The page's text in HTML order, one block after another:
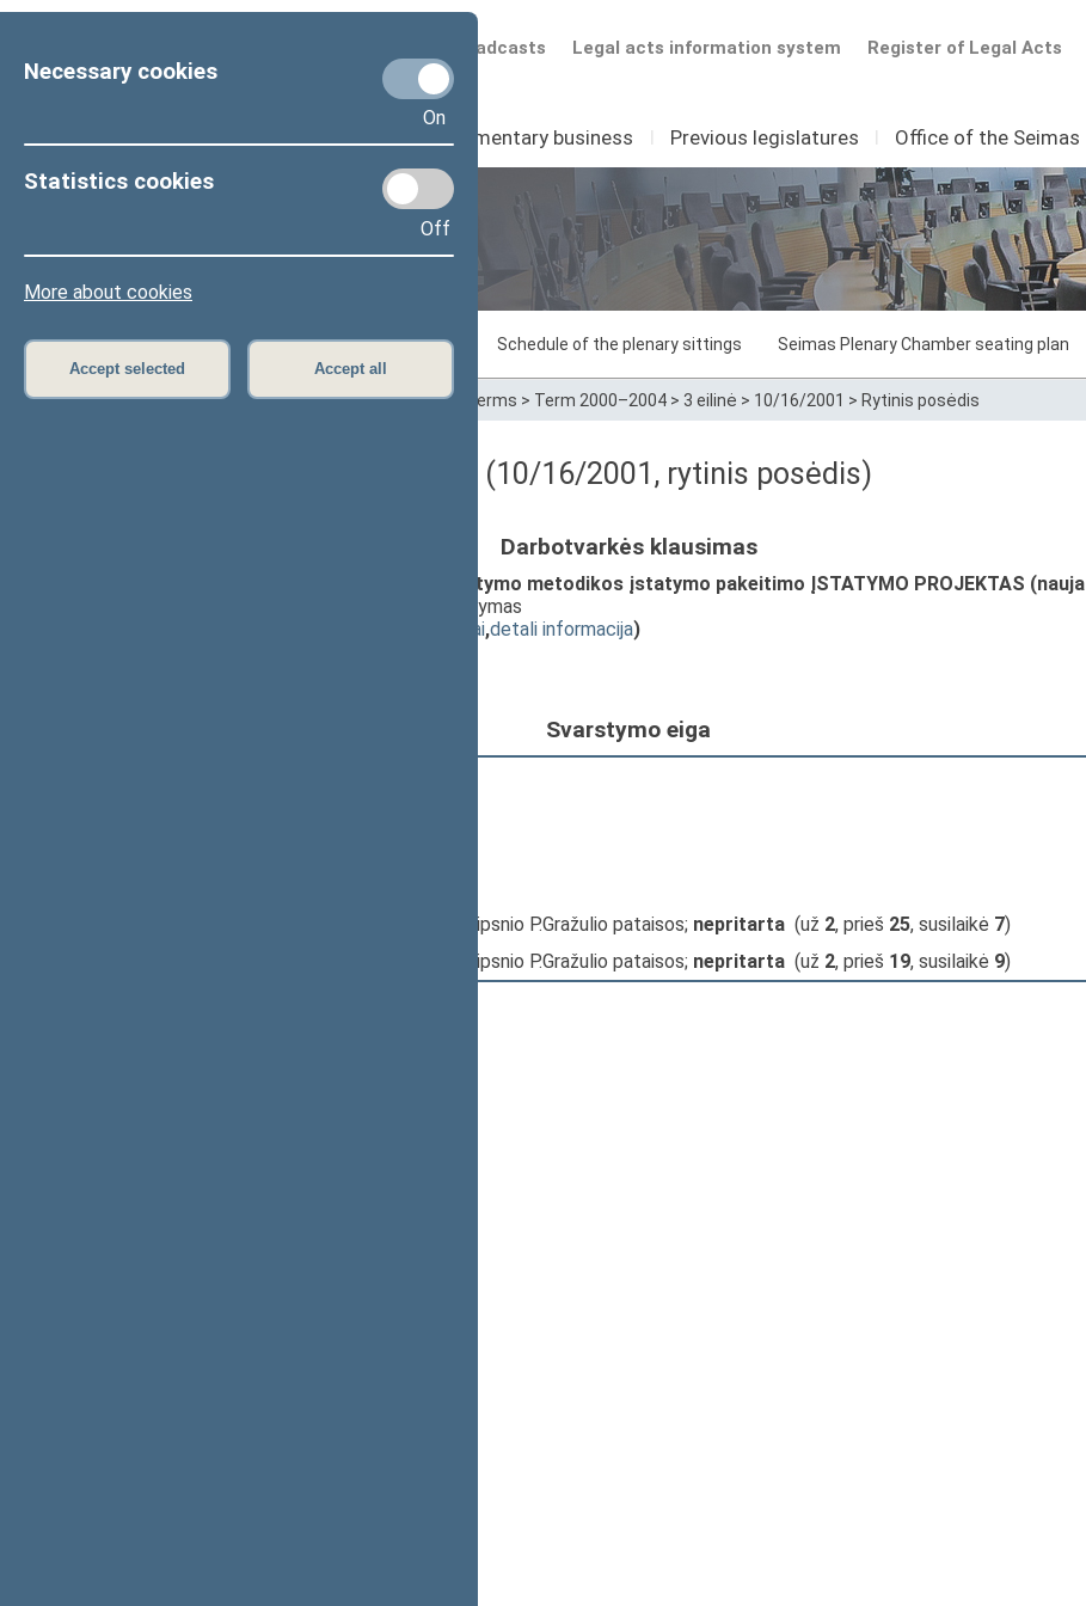
Necessary cookies
On
Statistics cookies
Off
More about cookies
Accept selected Accept all
Register of Legal Acts
Legal acts information system
Scheduled broadcasts
Seimas I Parliamentary business I Previous legislatures I Office of the Seimas
Sitting in progress Plenary sittings Schedule of the plenary sittings Seimas Plenary Chamber seating plan
Home>Plenary sittings>Parliamentary terms > Term 2000–2004 > 3 eilinė > 10/16/2001 > Rytinis posėdis
Darbotvarkės klausimas (10/16/2001, rytinis posėdis)
Darbotvarkės klausimas
Savivaldybių biudžetų pajamų nustatymo metodikos įstatymo pakeitimo ĮSTATYMO PROJEKTAS (nauja
; svarstymas
susiję dokumentai,detali informacija)
Svarstymo eiga
dėl 5 straipsnio P.Gražulio pataisos; nepritarta (už 2, prieš 25, susilaikė 7)
dėl 9 straipsnio P.Gražulio pataisos; nepritarta (už 2, prieš 19, susilaikė 9)